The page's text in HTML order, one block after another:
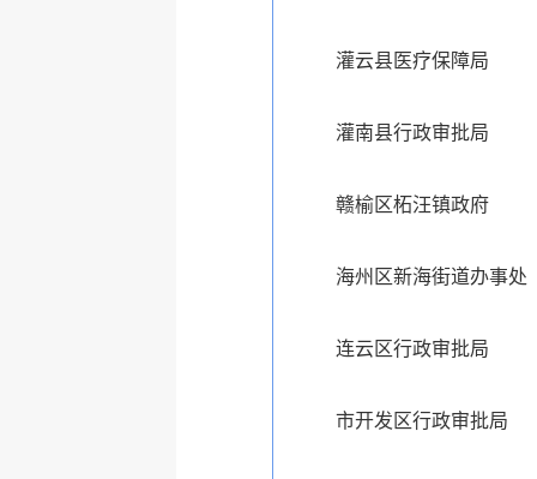
灌云县医疗保障局
灌南县行政审批局
赣榆区柘汪镇政府
海州区新海街道办事处
连云区行政审批局
市开发区行政审批局